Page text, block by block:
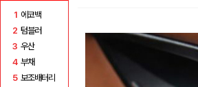
1 에코백
2 텀블러
3 우산
4 부채
5 보조배터리